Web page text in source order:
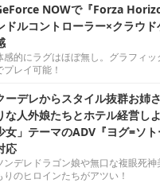
NOWで『Forza
ドルコントローラー×クラウ
感的にラグはほぼ無し。グラフィ
プレイ可能！
ーデレからスタイル抜群お姉
な人外娘たちとホテル経営し
女」テーマのADV『ヨグ=ソ
応
ンデレドラゴン娘や無口な複眼死
りのヒロインたちがアツい！